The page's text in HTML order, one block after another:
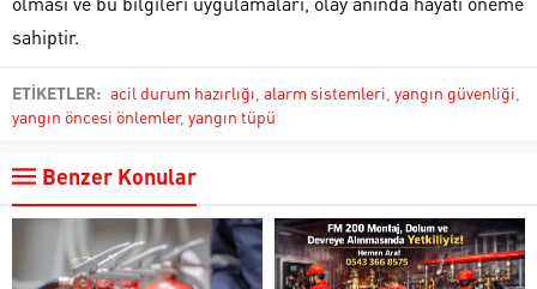
sahiptir.
ETİKETLER: acil durum hazırlığı alarm sistemleri yangın güvenliği
yangın öncesi önlemler, yangın tüpü
Benzer Konular